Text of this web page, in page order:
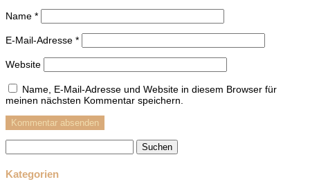
Name *
E-Mail-Adresse *
Website
Name, E-Mail-Adresse und Website in diesem Browser für
meinen nächsten Kommentar speichern.
nach:
Kategorien